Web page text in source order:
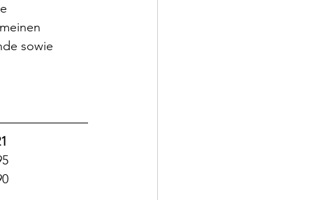
sowie
1'195
2'390